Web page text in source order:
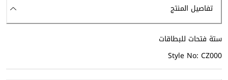
تفاصيل المنتج
ستة فتحات للبطاقات
Style No: CZ000